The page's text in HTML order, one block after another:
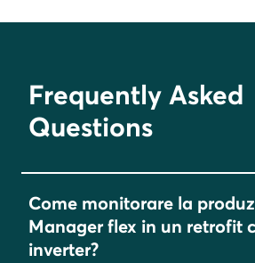
Frequently Asked
Questions
Come monitorare la
Manager flex in un retrofit
inverter?